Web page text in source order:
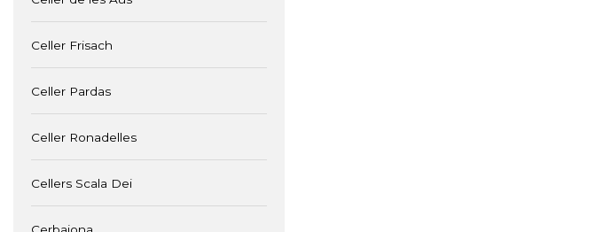
Celler Frisach
Celler Pardas
Celler Ronadelles
Cellers Scala Dei